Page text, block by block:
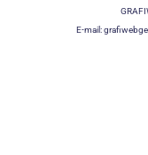
E-mail: